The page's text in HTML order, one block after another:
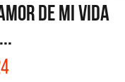
DE MI VIDA